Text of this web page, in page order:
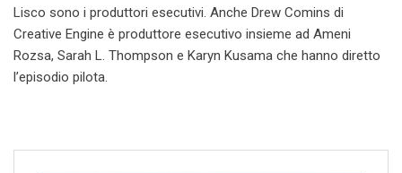
Lisco sono i produttori esecutivi. Anche Drew Comins di
Creative Engine è produttore esecutivo insieme ad Ameni
Rozsa, Sarah L. Thompson e Karyn Kusama che hanno diretto
l’episodio pilota.